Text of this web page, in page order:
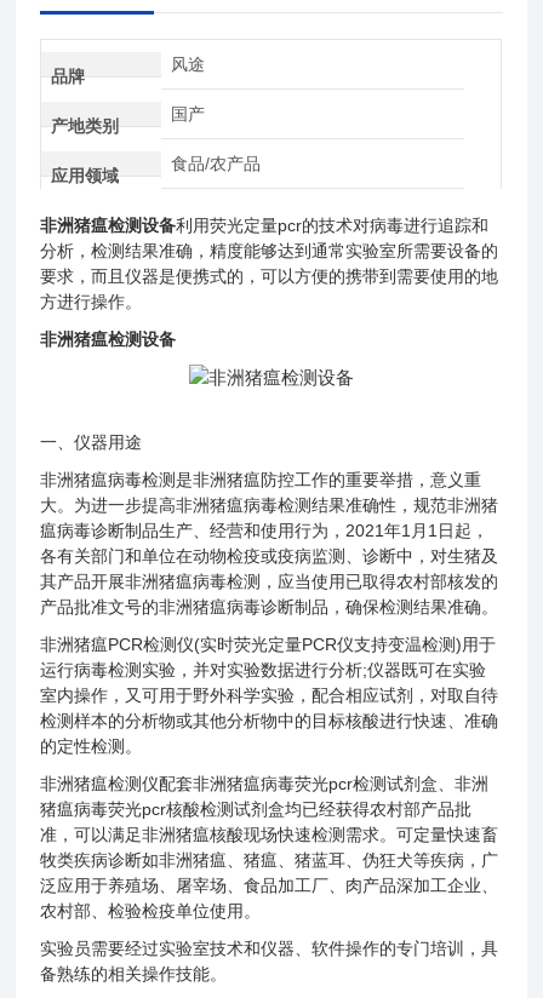
品牌
风途
产地类别
国产
应用领域
食品/农产品
非洲猪瘟检测设备利用荧光定量pcr的技术对病毒进行追踪和
分析，检测结果准确，精度能够达到通常实验室所需要设备的
要求，而且仪器是便携式的，可以方便的携带到需要使用的地
方进行操作。
非洲猪瘟检测设备
一、仪器用途
非洲猪瘟病毒检测是非洲猪瘟防控工作的重要举措，意义重
大。为进一步提高非洲猪瘟病毒检测结果准确性，规范非洲猪
瘟病毒诊断制品生产、经营和使用行为，2021年1月1日起，
各有关部门和单位在动物检疫或疫病监测、诊断中，对生猪及
其产品开展非洲猪瘟病毒检测，应当使用已取得农村部核发的
产品批准文号的非洲猪瘟病毒诊断制品，确保检测结果准确。
非洲猪瘟PCR检测仪(实时荧光定量PCR仪支持变温检测)用于
运行病毒检测实验，并对实验数据进行分析;仪器既可在实验
室内操作，又可用于野外科学实验，配合相应试剂，对取自待
检测样本的分析物或其他分析物中的目标核酸进行快速、准确
的定性检测。
非洲猪瘟检测仪配套非洲猪瘟病毒荧光pcr检测试剂盒、非洲
猪瘟病毒荧光pcr核酸检测试剂盒均已经获得农村部产品批
准，可以满足非洲猪瘟核酸现场快速检测需求。可定量快速畜
牧类疾病诊断如非洲猪瘟、猪瘟、猪蓝耳、伪狂犬等疾病，广
泛应用于养殖场、屠宰场、食品加工厂、肉产品深加工企业、
农村部、检验检疫单位使用。
实验员需要经过实验室技术和仪器、软件操作的专门培训，具
备熟练的相关操作技能。